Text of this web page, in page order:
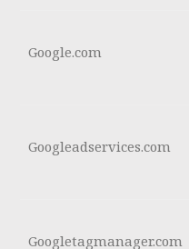
Google.com
Googleadservices.com
Googletagmanager.com